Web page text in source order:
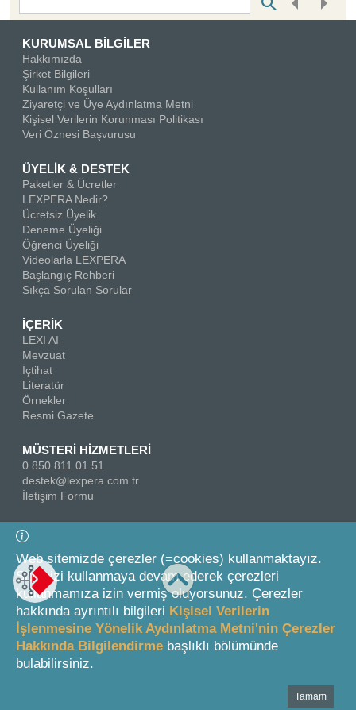
KURUMSAL BİLGİLER
Hakkımızda
Şirket Bilgileri
Kullanım Koşulları
Ziyaretçi ve Üye Aydınlatma Metni
Kişisel Verilerin Korunması Politikası
Veri Öznesi Başvurusu
ÜYELİK & DESTEK
Paketler & Ücretler
LEXPERA Nedir?
Ücretsiz Üyelik
Deneme Üyeliği
Öğrenci Üyeliği
Videolarla LEXPERA
Başlangıç Rehberi
Sıkça Sorulan Sorular
İÇERİK
LEXI AI
Mevzuat
İçtihat
Literatür
Örnekler
Resmi Gazete
MÜSTERİ HİZMETLERİ
0 850 811 01 51
destek@lexpera.com.tr
İletişim Formu
Bizi Takip Edin
© 2026 On İki Levha Yayıncılık A.Ş.
Web sitemizde çerezler (=cookies) kullanmaktayız.
Sitemizi kullanmaya devam ederek çerezleri
kullanmamıza izin vermiş oluyorsunuz. Çerezler
hakkında ayrıntılı bilgileri Kişisel Verilerin
İşlenmesine Yönelik Aydınlatma Metni'nin Çerezler
Hakkında Bilgilendirme başlıklı bölümünde
bulabilirsiniz.
Tamam